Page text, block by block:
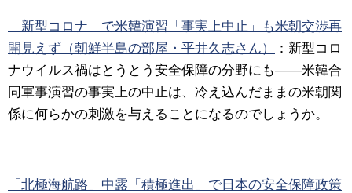
「新型コロナ」で米韓演習「事実上中止」も米朝交渉再
開見えず（朝鮮半島の部屋・平井久志さん）
：新型コロ
ナウイルス禍はとうとう安全保障の分野にも――米韓合
同軍事演習の事実上の中止は、冷え込んだままの米朝関
係に何らかの刺激を与えることになるのでしょうか。
「北極海航路」中露「積極進出」で日本の安全保障政策